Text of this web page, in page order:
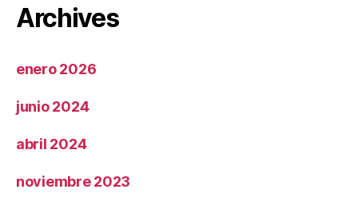
Archives
enero 2026
junio 2024
abril 2024
noviembre 2023